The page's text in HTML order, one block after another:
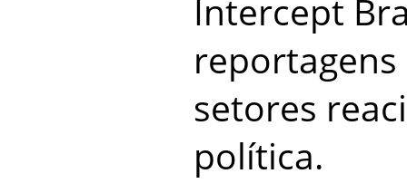
Intercept
setores
política.